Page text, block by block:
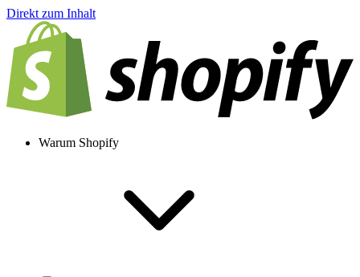
Direkt zum Inhalt
Warum Shopify